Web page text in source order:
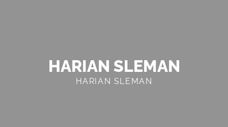
HARIAN SLEMAN
HARIAN SLEMAN